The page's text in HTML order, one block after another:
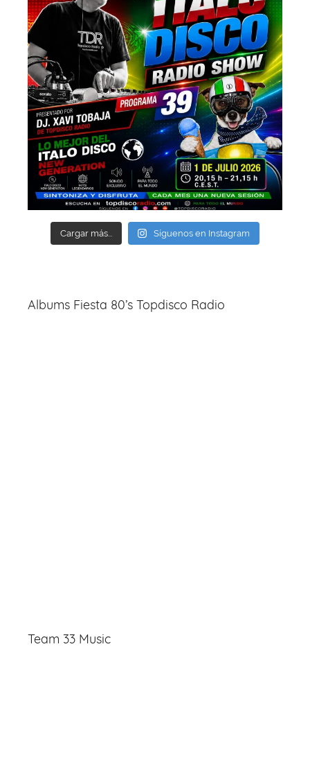
Cargar más... Síguenos en Instagram
Albums Fiesta 80’s Topdisco Radio
Team 33 Music